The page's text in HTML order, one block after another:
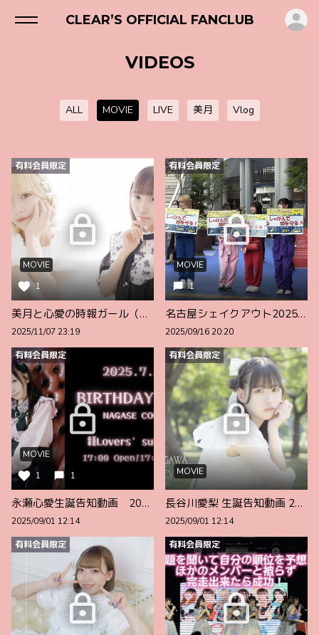
CLEAR’S OFFICIAL FANCLUB
VIDEOS
ALL MOVIE LIVE 美月 Vlog
有料会員限定
MOVIE
1
美月と心愛の時報ガール（ばずふらさん）
2025/11/07 23:19
有料会員限定
MOVIE
1
名古屋シェイクアウト2025 参加しました
2025/09/16 20:20
有料会員限定
MOVIE
1
1
永瀬心愛生誕告知動画 2025Ver.
2025/09/01 12:14
有料会員限定
MOVIE
長谷川愛梨 生誕告知動画 2025Ver.
2025/09/01 12:14
有料会員限定 有料会員限定